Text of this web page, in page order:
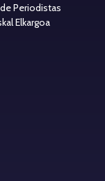
Periodistas
Elkargoa